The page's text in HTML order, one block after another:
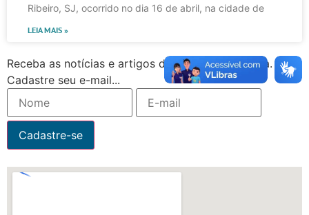
Ribeiro, SJ, ocorrido no dia 16 de abril, na cidade de
LEIA MAIS »
Receba as notícias e artigos da Faculdade Jesuíta.
Cadastre seu e-mail...